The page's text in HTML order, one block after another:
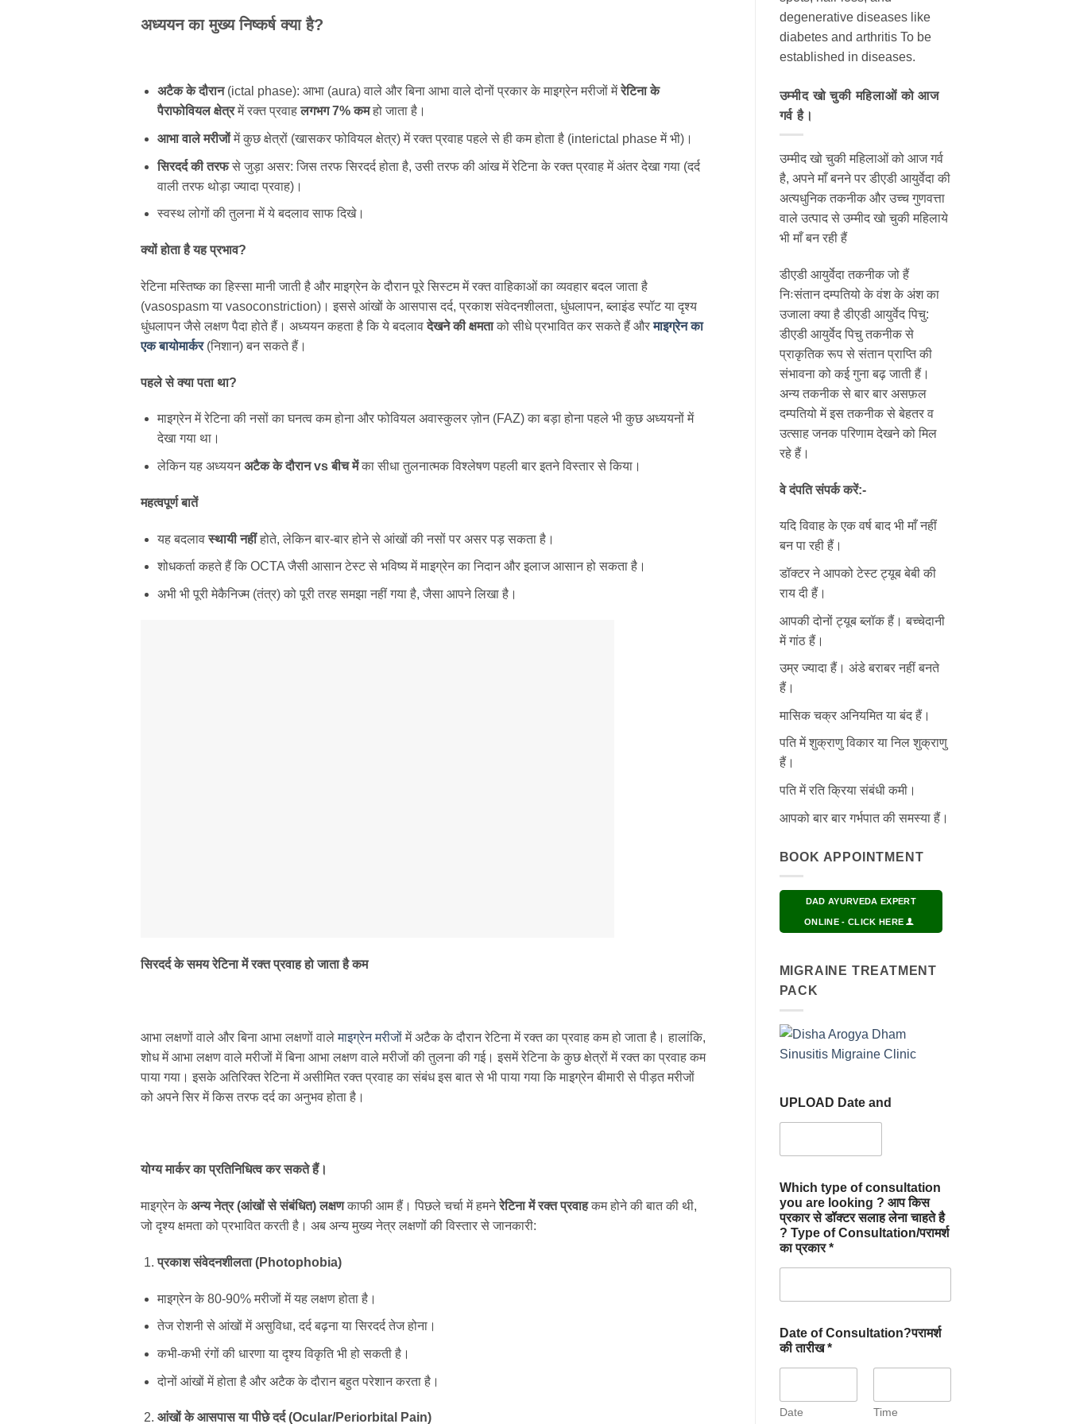
अध्ययन का मुख्य निष्कर्ष क्या है?
अटैक के दौरान(ictal phase): आभा (aura) वाले और बिना आभा वाले दोनों प्रकार के माइग्रेन मरीजों मेंरेटिना के
पैराफोवियल क्षेत्रमें रक्त प्रवाहलगभग7%कमहो जाता है।
आभा वाले मरीजोंमें कुछ क्षेत्रों (खासकर फोवियल क्षेत्र) में रक्त प्रवाह पहले से ही कम होता है (interictal phase में भी)।
सिरदर्द की तरफसे जुड़ा असर: जिस तरफ सिरदर्द होता है, उसी तरफ की आंख में रेटिना के रक्त प्रवाह में अंतर देखा गया (दर्द
वाली तरफ थोड़ा ज्यादा प्रवाह)।
स्वस्थ लोगों की तुलना में ये बदलाव साफ दिखे।
क्यों होता है यह प्रभाव?
रेटिना मस्तिष्क का हिस्सा मानी जाती है और माइग्रेन के दौरान पूरे सिस्टम में रक्त वाहिकाओं का व्यवहार बदल जाता है
(vasospasm या vasoconstriction)। इससे आंखों के आसपास दर्द, प्रकाश संवेदनशीलता, धुंधलापन, ब्लाइंड स्पॉट या दृश्य
धुंधलापन जैसे लक्षण पैदा होते हैं। अध्ययन कहता है कि ये बदलावदेखने की क्षमताको सीधे प्रभावित कर सकते हैं औरमाइग्रेन का
एक बायोमार्कर (निशान) बन सकते हैं।
पहले से क्या पता था?
माइग्रेन में रेटिना की नसों का घनत्व कम होना और फोवियल अवास्कुलर ज़ोन (FAZ) का बड़ा होना पहले भी कुछ अध्ययनों में
देखा गया था।
लेकिन यह अध्ययनअटैक के दौरानvsबीच मेंका सीधा तुलनात्मक विश्लेषण पहली बार इतने विस्तार से किया।
महत्वपूर्ण बातें
यह बदलावस्थायी नहींहोते, लेकिन बार-बार होने से आंखों की नसों पर असर पड़ सकता है।
शोधकर्ता कहते हैं कि OCTA जैसी आसान टेस्ट से भविष्य में माइग्रेन का निदान और इलाज आसान हो सकता है।
अभी भी पूरी मेकैनिज्म (तंत्र) को पूरी तरह समझा नहीं गया है, जैसा आपने लिखा है।
सिरदर्द के समय रेटिना में रक्त प्रवाह हो जाता है कम
आभा लक्षणों वाले और बिना आभा लक्षणों वालेमाइग्रेन मरीजों में अटैक के दौरान रेटिना में रक्त का प्रवाह कम हो जाता है। हालांकि,
शोध में आभा लक्षण वाले मरीजों में बिना आभा लक्षण वाले मरीजों की तुलना की गई। इसमें रेटिना के कुछ क्षेत्रों में रक्त का प्रवाह कम
पाया गया। इसके अतिरिक्त रेटिना में असीमित रक्त प्रवाह का संबंध इस बात से भी पाया गया कि माइग्रेन बीमारी से पीड़त मरीजों
को अपने सिर में किस तरफ दर्द का अनुभव होता है।
योग्य मार्कर का प्रतिनिधित्व कर सकते हैं।
माइग्रेन के अन्य नेत्र(आंखों से संबंधित)लक्षणकाफी आम हैं। पिछले चर्चा में हमनेरेटिना में रक्त प्रवाहकम होने की बात की थी,
जो दृश्य क्षमता को प्रभावित करती है। अब अन्य मुख्य नेत्र लक्षणों की विस्तार से जानकारी:
प्रकाश संवेदनशीलता(Photophobia)
माइग्रेन के 80-90% मरीजों में यह लक्षण होता है।
तेज रोशनी से आंखों में असुविधा, दर्द बढ़ना या सिरदर्द तेज होना।
कभी-कभी रंगों की धारणा या दृश्य विकृति भी हो सकती है।
दोनों आंखों में होता है और अटैक के दौरान बहुत परेशान करता है।
आंखों के आसपास या पीछे दर्द(Ocular/Periorbital Pain)
degenerative diseases like
diabetes and arthritis To be
established in diseases.
उम्मीद खो चुकी महिलाओं को आज
गर्व है।
उम्मीद खो चुकी महिलाओं को आज गर्व
है, अपने माँ बनने पर डीएडी आयुर्वेदा की
अत्यधुनिक तकनीक और उच्च गुणवत्ता
वाले उत्पाद से उम्मीद खो चुकी महिलाये
भी माँ बन रही हैं
डीएडी आयुर्वेदा तकनीक जो हैं
निःसंतान दम्पतियो के वंश के अंश का
उजाला क्या है डीएडी आयुर्वेद पिचु:
डीएडी आयुर्वेद पिचु तकनीक से
प्राकृतिक रूप से संतान प्राप्ति की
संभावना को कई गुना बढ़ जाती हैं।
अन्य तकनीक से बार बार असफ़ल
दम्पतियो में इस तकनीक से बेहतर व
उत्साह जनक परिणाम देखने को मिल
रहे हैं।
वे दंपति संपर्क करें:-
यदि विवाह के एक वर्ष बाद भी माँ नहीं
बन पा रही हैं।
डॉक्टर ने आपको टेस्ट ट्यूब बेबी की
राय दी हैं।
आपकी दोनों ट्यूब ब्लॉक हैं। बच्चेदानी
में गांठ हैं।
उम्र ज्यादा हैं। अंडे बराबर नहीं बनते
हैं।
मासिक चक्र अनियमित या बंद हैं।
पति में शुक्राणु विकार या निल शुक्राणु
हैं।
पति में रति क्रिया संबंधी कमी।
आपको बार बार गर्भपात की समस्या हैं।
BOOK APPOINTMENT
DAD AYURVEDA EXPERT
ONLINE - CLICK HERE
MIGRAINE TREATMENT
PACK
UPLOAD Date and
Which type of consultation
you are looking ? आप किस
प्रकार से डॉक्टर सलाह लेना चाहते है
? Type of Consultation/परामर्श
का प्रकार *
Date of Consultation?परामर्श
की तारीख *
Date Time